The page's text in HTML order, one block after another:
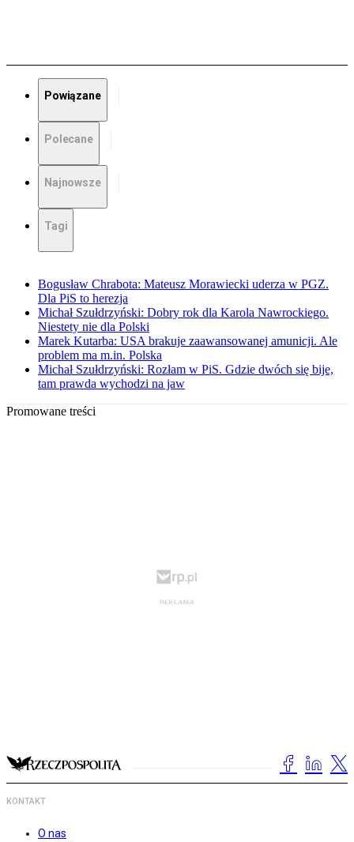
Powiązane
Polecane
Najnowsze
Tagi
Bogusław Chrabota: Mateusz Morawiecki uderza w PGZ.
Dla PiS to herezja
Michał Szułdrzyński: Dobry rok dla Karola Nawrockiego.
Niestety nie dla Polski
Marek Kutarba: USA brakuje zaawansowanej amunicji. Ale
problem ma m.in. Polska
Michał Szułdrzyński: Rozłam w PiS. Gdzie dwóch się bije,
tam prawda wychodzi na jaw
Promowane treści
KONTAKT
O nas